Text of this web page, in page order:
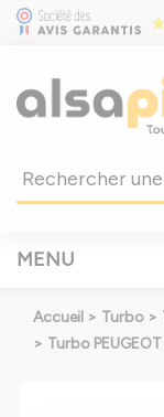
MENU
Accueil > Turbo >
> Turbo